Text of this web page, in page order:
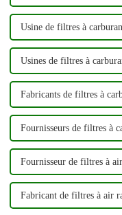
Usine de filtres à
Usines de filtres à
Fabricants de filtres à
Fournisseurs de filtres à
Fournisseur de filtres à
Fabricant de filtres à air